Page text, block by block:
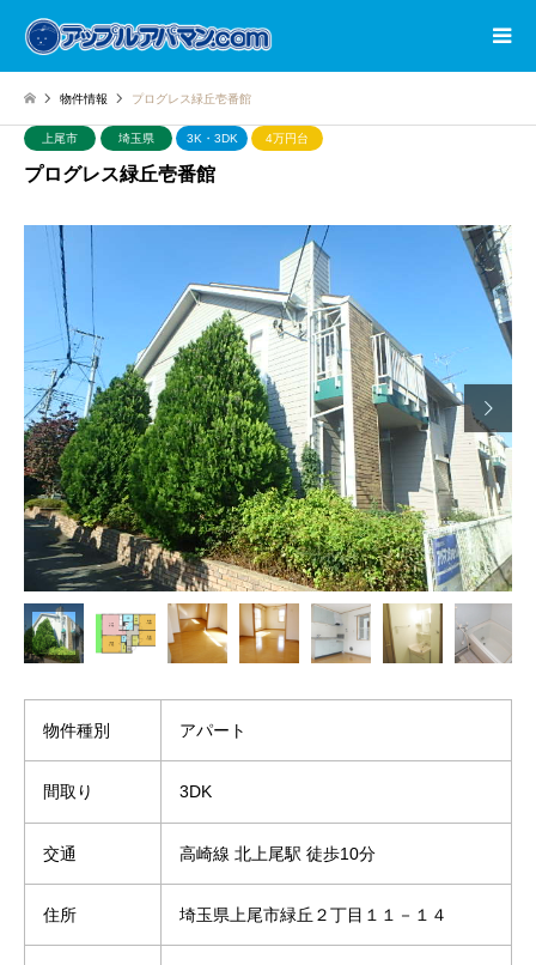
物件情報 プログレス緑丘壱番館
上尾市 埼玉県 3K・3DK 4万円台
プログレス緑丘壱番館

物件種別 アパート
間取り 3DK
交通 高崎線 北上尾駅 徒歩10分
住所 埼玉県上尾市緑丘２丁目１１－１４